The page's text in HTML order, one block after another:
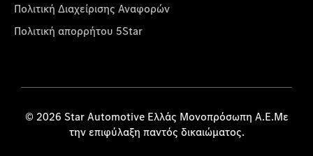
Πολιτική Διαχείρισης Αναφορών
Πολιτική απορρήτου 5Star
© 2026 Star Automotive Ελλάς Μονοπρόσωπη Α.Ε.Με
την επιφύλαξη παντός δικαιώματος.